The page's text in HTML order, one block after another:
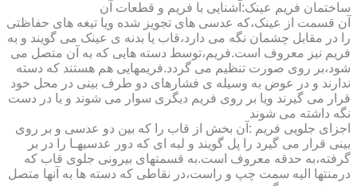
ساختمان فریم عینک:آشنایی با فریم و قطعات آن
آن قسمت از عینک،که عدسی های تجویز شده ویا تیغه های حفاظتی
را در مقابل چشمان نگه می دارد،قاب یا بدنه ی عینک می گویند و به
فریم نیز معروف است.فریم،توسط دسته هایی که به آن متصل می
شود،بر روی صورت تنظیم می گردد.فریمهایی هم هستند که دسته
ندارند و در عوض به وسیله ی فشارهای دو طرف بینی در محل خود
قرار می گیرند ویا بر روی فریم دیگری سوار می شوند و یا در دست
نگه داشته می شوند
اجزای جلویی فریم :آن بخش از قاب را که بین دو عدسی و بر روی
بینی قرار می گیرد را پل گویند و لبه ای که دور عدسیهـا را در بر
گرفته،به حدقه معروف است.به قسمتهای بیرونی جلوی قاب که
درمنتها الیه سمت چپ و راست،در نقاطی که دسته ها به آنها متصل